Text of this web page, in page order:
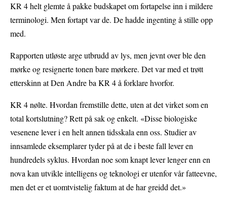
KR 4 helt glemte å pakke budskapet om fortapelse inn i mildere
terminologi. Men fortapt var de. De hadde ingenting å stille opp
med.
Rapporten utløste arge utbrudd av lys, men jevnt over ble den
mørke og resignerte tonen bare mørkere. Det var med et trøtt
etterskinn at Den Andre ba KR 4 å forklare hvorfor.
KR 4 nølte. Hvordan fremstille dette, uten at det virket som en
total kortslutning? Rett på sak og enkelt. «Disse biologiske
vesenene lever i en helt annen tidsskala enn oss. Studier av
innsamlede eksemplarer tyder på at de i beste fall lever en
hundredels syklus. Hvordan noe som knapt lever lenger enn en
nova kan utvikle intelligens og teknologi er utenfor vår fatteevne,
men det er et uomtvistelig faktum at de har greidd det.»